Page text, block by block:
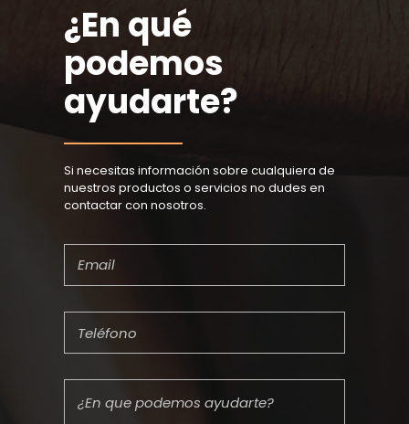
¿En qué
podemos
ayudarte?
Si necesitas información sobre cualquiera de
nuestros productos o servicios no dudes en
contactar con nosotros.